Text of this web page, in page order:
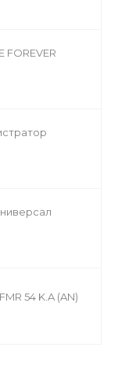
FOREVER
54 K.A (AN)